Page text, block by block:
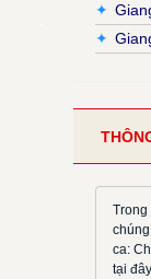
✦
✦
Huy
Trong
ca:
tại